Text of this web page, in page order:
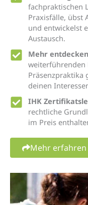
fachpraktischen
Praxisfälle, übst
und entwickelst
Austausch.
Mehr
weiterführenden
Präsenzpraktika
deinen
IHK
rechtliche
im Preis
Mehr erfahren